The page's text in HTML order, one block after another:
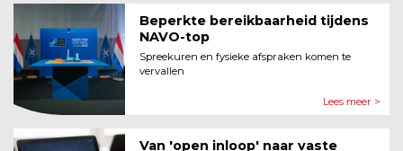
Beperkte bereikbaarheid tijdens
NAVO-top
Spreekuren en fysieke afspraken komen te
vervallen
Lees meer >
Van 'open inloop' naar vaste